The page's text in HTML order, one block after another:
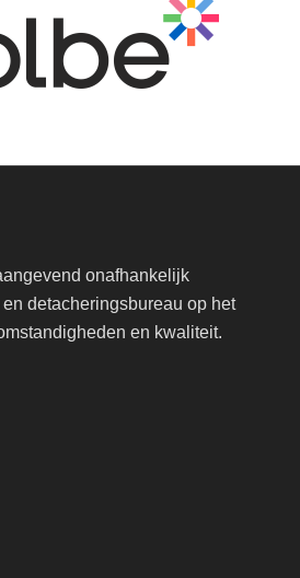
onafhankelijk
detacheringsbureau op het
en kwaliteit.